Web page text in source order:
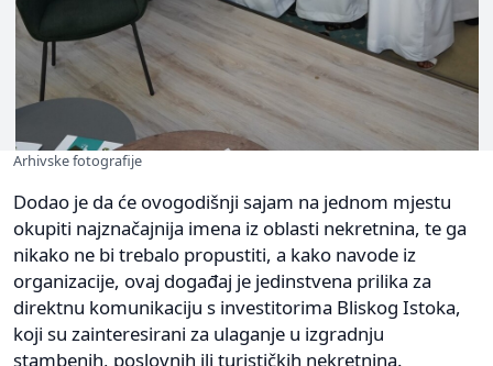
Arhivske fotografije
Dodao je da će ovogodišnji sajam na jednom mjestu
okupiti najznačajnija imena iz oblasti nekretnina, te ga
nikako ne bi trebalo propustiti, a kako navode iz
organizacije, ovaj događaj je jedinstvena prilika za
direktnu komunikaciju s investitorima Bliskog Istoka,
koji su zainteresirani za ulaganje u izgradnju
stambenih, poslovnih ili turističkih nekretnina.